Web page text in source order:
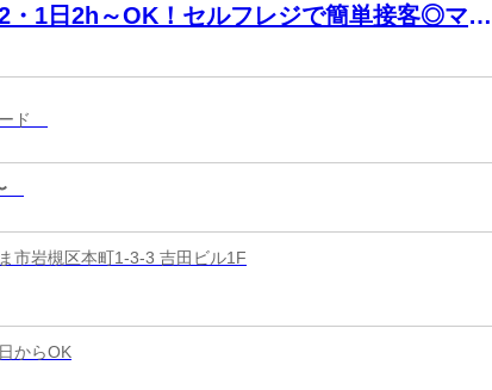
・1日2h～OK！セルフレジで簡単接客◎マニ
ド
市岩槻区本町1-3-3 吉田ビル1F
からOK